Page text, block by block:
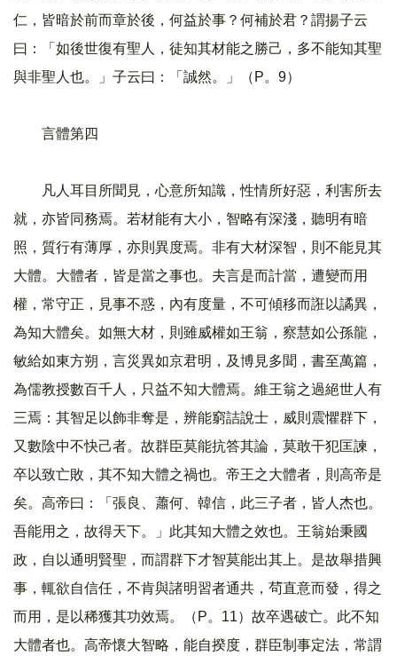
仁，皆暗於前而章於後，何益於事？何補於君？謂揚子云
曰：「如後世復有聖人，徒知其材能之勝己，多不能知其聖
與非聖人也。」子云曰：「誠然。」（P。9）
言體第四
凡人耳目所聞見，心意所知識，性情所好惡，利害所去
就，亦皆同務焉。若材能有大小，智略有深淺，聽明有暗
照，質行有薄厚，亦則異度焉。非有大材深智，則不能見其
大體。大體者，皆是當之事也。夫言是而計當，遭變而用
權，常守正，見事不惑，內有度量，不可傾移而誑以譎異，
為知大體矣。如無大材，則雖威權如王翁，察慧如公孫龍，
敏給如東方朔，言災異如京君明，及博見多聞，書至萬篇，
為儒教授數百千人，只益不知大體焉。維王翁之過絕世人有
三焉：其智足以飾非奪是，辨能窮詰說士，威則震懼群下，
又數陰中不快己者。故群臣莫能抗答其論，莫敢干犯匡諫，
卒以致亡敗，其不知大體之禍也。帝王之大體者，則高帝是
矣。高帝曰：「張良、蕭何、韓信，此三子者，皆人杰也。
吾能用之，故得天下。」此其知大體之效也。王翁始秉國
政，自以通明賢聖，而謂群下才智莫能出其上。是故舉措興
事，輒欲自信任，不肯與諸明習者通共，茍直意而發，得之
而用，是以稀獲其功效焉。（P。11）故卒遇破亡。此不知
大體者也。高帝懷大智略，能自揆度，群臣制事定法，常謂